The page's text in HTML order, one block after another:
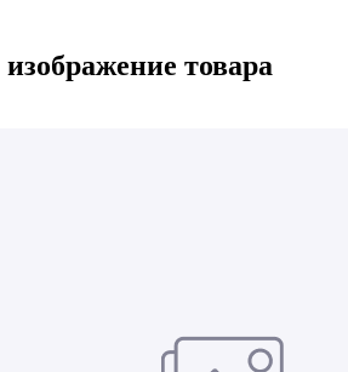
товара